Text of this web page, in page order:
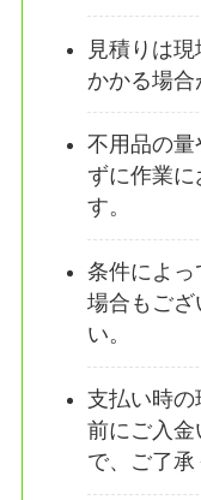
見積りは
かかる場合
不用品の
ずに作業に
す。
条件によっ
場合もござ
い。
支払い時の
前にご入
で、ご了承